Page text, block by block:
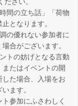
さい。
間の立ち話」「荷物
となります。
の優れない参加者に
合がございます。
トの妨げとなる言動
たはイベントの開
た場合、入場をお
ます。
参加にふさわしく